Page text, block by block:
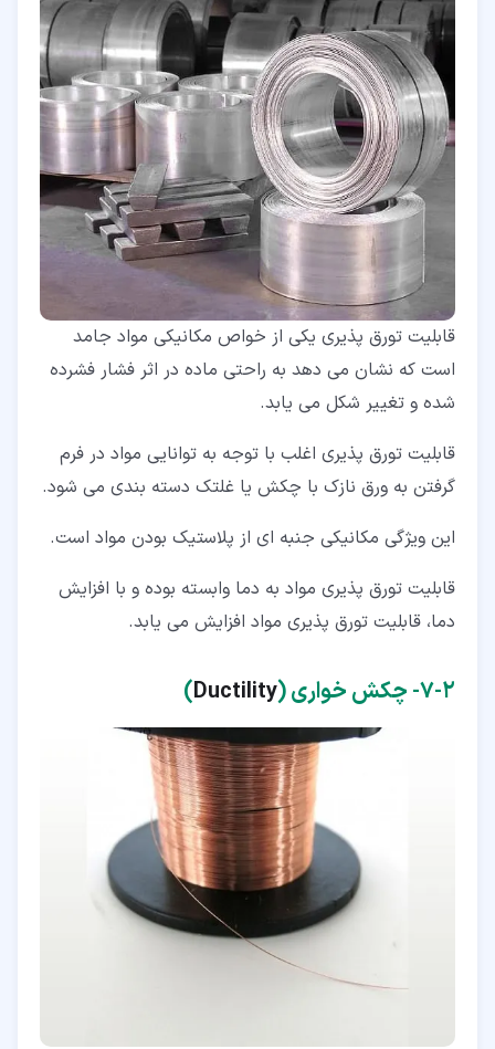
قابلیت تورق پذیری یکی از خواص مکانیکی مواد جامد
است که نشان می دهد به راحتی ماده در اثر فشار فشرده
شده و تغییر شکل می یابد.
قابلیت تورق پذیری اغلب با توجه به توانایی مواد در فرم
گرفتن به ورق نازک با چکش یا غلتک دسته بندی می شود.
این ویژگی مکانیکی جنبه ای از پلاستیک بودن مواد است.
قابلیت تورق پذیری مواد به دما وابسته بوده و با افزایش
دما، قابلیت تورق پذیری مواد افزایش می یابد.
۲‏-‏۷‏- چکش خواری ( Ductility
)